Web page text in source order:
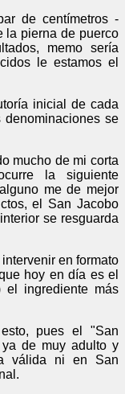
de centímetros -
la pierna de puerco
memo sería
le estamos el
inicial de cada
se
mucho de mi corta
la siguiente
me de mejor
el San Jacobo
se resguarda
en formato
hoy en día es el
el ingrediente más
pues el "San
de muy adulto y
válida ni en San